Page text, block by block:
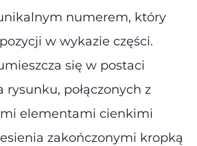
numerem, który
w wykazie części.
się w postaci
rysunku, połączonych z
elementami cienkimi
zakończonymi kropką​